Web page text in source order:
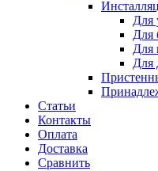
Для
Для
Для
Для
Статьи
Контакты
Оплата
Доставка
Сравнить